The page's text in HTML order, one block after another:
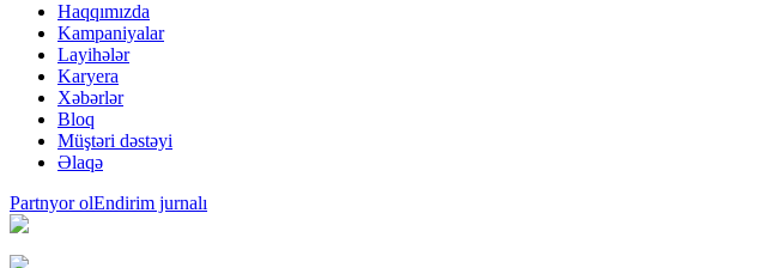
Haqqımızda
Kampaniyalar
Layihələr
Karyera
Xəbərlər
Bloq
Müştəri dəstəyi
Əlaqə
Partnyor olEndirim jurnalı